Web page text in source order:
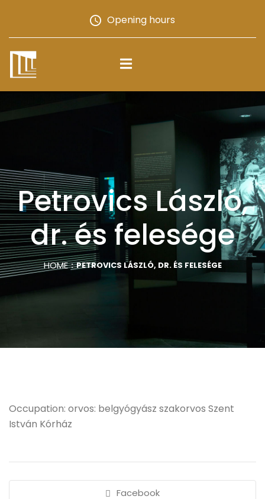
Opening hours
Petrovics László,
dr. és felesége
HOME PETROVICS LÁSZLÓ, DR. ÉS FELESÉGE
Occupation: orvos: belgyógyász szakorvos Szent
István Kórház
Facebook